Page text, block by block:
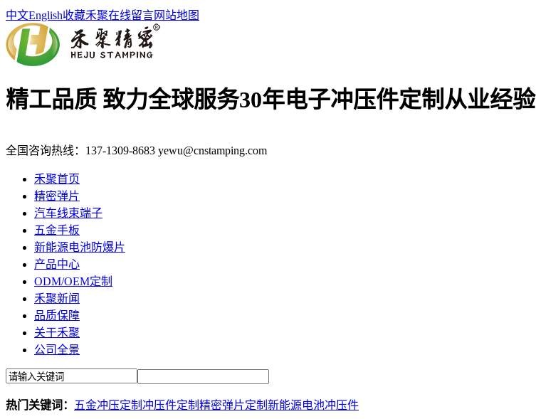
中文English收藏禾聚在线留言网站地图
精工品质 致力全球服务30年电子冲压件定制从业经验
全国咨询热线： 137-1309-8683 yewu@cnstamping.com
禾聚首页
精密弹片
汽车线束端子
五金手板
新能源电池防爆片
产品中心
ODM/OEM定制
禾聚新闻
品质保障
关于禾聚
公司全景
热门关键词： 五金冲压定制 冲压件定制 精密弹片定制 新能源电池冲压件